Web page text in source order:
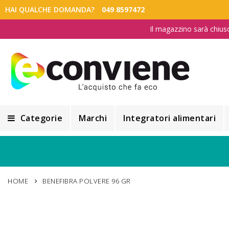
HAI QUALCHE DOMANDA? 049 8597472
Il magazzino sarà
Categorie
Alimentazione e Dietetica
Marchi Integratori alimentari
HOME BENEFIBRA POLVERE 96 GR